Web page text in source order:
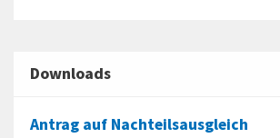
Downloads
Antrag auf Nachteilsausgleich